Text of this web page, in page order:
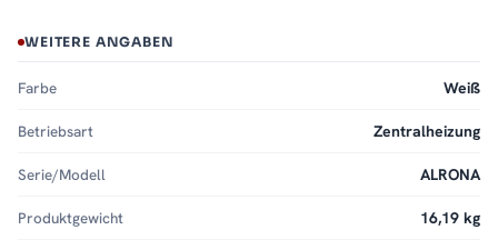
WEITERE ANGABEN
Farbe Weiß
Betriebsart Zentralheizung
Serie/Modell ALRONA
Produktgewicht 16,19 kg